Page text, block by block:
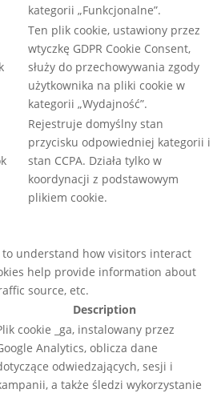
kategorii „Funkcjonalne”.
Ten plik cookie, ustawiony przez
wtyczkę GDPR Cookie Consent,
służy do przechowywania zgody
użytkownika na pliki cookie w
kategorii „Wydajność”.
Rejestruje domyślny stan
przycisku odpowiedniej kategorii i
stan CCPA. Działa tylko w
koordynacji z podstawowym
plikiem cookie.
understand how visitors interact
help provide information about
source, etc.
Description
cookie _ga, instalowany przez
Analytics, oblicza dane
odwiedzających, sesji i
a także śledzi wykorzystanie